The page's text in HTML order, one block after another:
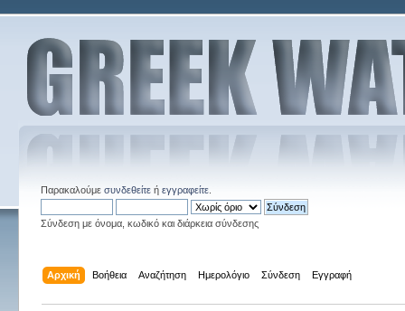
Παρακαλούμε συνδεθείτεή εγγραφείτε.
Σύνδεση με όνομα, κωδικό και διάρκεια σύνδεσης
Αρχική Βοήθεια Αναζήτηση Ημερολόγιο Σύνδεση Εγγραφή